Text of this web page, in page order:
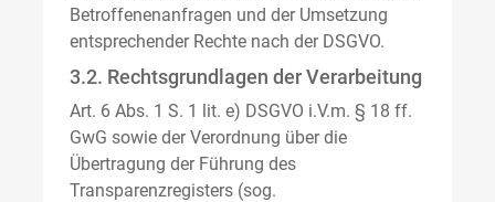
Betroffenenanfragen und der Umsetzung
entsprechender Rechte nach der DSGVO.
3.2. Rechtsgrundlagen der Verarbeitung
Art. 6 Abs. 1 S. 1 lit. e) DSGVO i.V.m. § 18 ff.
GwG sowie der Verordnung über die
Übertragung der Führung des
Transparenzregisters (sog.